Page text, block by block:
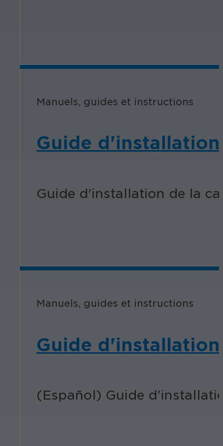
Manuels, guides et instructions
Guide d'installation
Guide d'installation de la
Manuels, guides et instructions
Guide
(Español) Guide